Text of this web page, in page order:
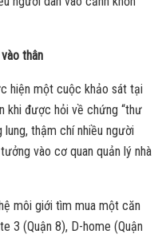
thân
hiện một cuộc khảo sát tại
khi được hỏi về chứng “thư
thậm chí nhiều người
vào cơ quan quản lý nhà
môi giới tìm mua một căn
3 (Quận 8), D-home (Quận